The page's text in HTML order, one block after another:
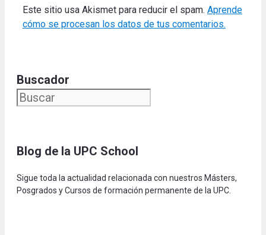
Este sitio usa Akismet para reducir el spam. Aprende
cómo se procesan los datos de tus comentarios.
Buscador
Blog de la UPC School
Sigue toda la actualidad relacionada con nuestros Másters,
Posgrados y Cursos de formación permanente de la UPC.